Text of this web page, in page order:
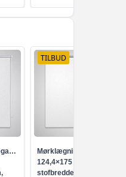
662,-
549,-
744,-
599,-
TILBUD
Mørklægningsrullegardin
124,4×175 cm -
stofbredde 120 cm,